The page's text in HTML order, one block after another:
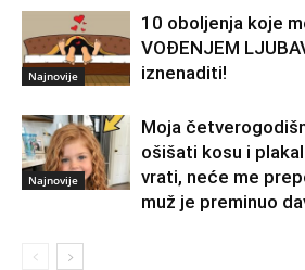
Najnovije
10 oboljenja koje
VOĐENJEM
iznenaditi!
Najnovije
Moja
ošišati kosu i
vrati, neće me
muž je preminuo